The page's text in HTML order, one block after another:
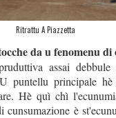
Ritrattu A Piazzetta
da u fenomenu di
assai
puntellu principale
Hè quì chì
cunsumazione è